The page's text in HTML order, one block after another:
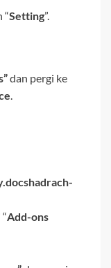
“Setting”.
dan pergi ke
.
Add-ons